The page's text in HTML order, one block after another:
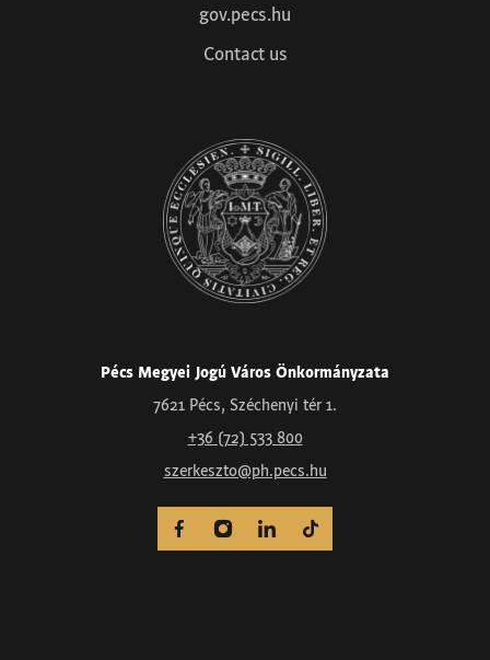
gov.pecs.hu
Contact us
Pécs Megyei Jogú Város Önkormányzata
7621 Pécs, Széchenyi tér 1.
+36 (72) 533 800
szerkeszto@ph.pecs.hu